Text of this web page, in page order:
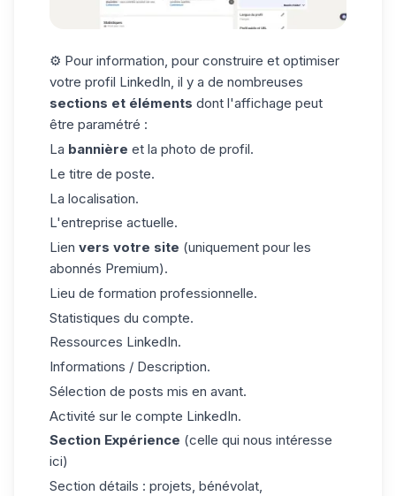
⚙️ Pour information, pour construire et optimiser
votre profil LinkedIn, il y a de nombreuses
sections et éléments dont l'affichage peut
être paramétré :
La bannière et la photo de profil.
Le titre de poste.
La localisation.
L'entreprise actuelle.
Lien vers votre site (uniquement pour les
abonnés Premium).
Lieu de formation professionnelle.
Statistiques du compte.
Ressources LinkedIn.
Informations / Description.
Sélection de posts mis en avant.
Activité sur le compte LinkedIn.
Section Expérience (celle qui nous intéresse
ici)
Section détails : projets, bénévolat,